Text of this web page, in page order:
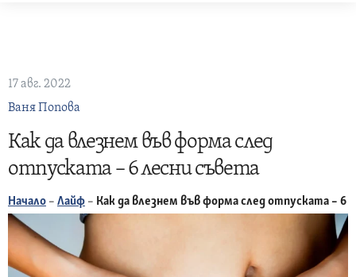
17 авг. 2022
Ваня Попова
Как да влезнем във форма след
отпуската – 6 лесни съвета
Начало – Лайф – Как да влезнем във форма след отпуската – 6